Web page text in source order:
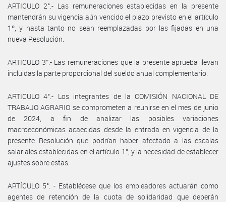
ARTICULO 2°.- Las remuneraciones establecidas en la presente
mantendrán su vigencia aún vencido el plazo previsto en el artículo
1º, y hasta tanto no sean reemplazadas por las fijadas en una
nueva Resolución.
ARTICULO 3°.- Las remuneraciones que la presente aprueba llevan
incluidas la parte proporcional del sueldo anual complementario.
ARTICULO 4°.- Los integrantes de la COMISIÓN NACIONAL DE
TRABAJO AGRARIO se comprometen a reunirse en el mes de junio
de 2024, a fin de analizar las posibles variaciones
macroeconómicas acaecidas desde la entrada en vigencia de la
presente Resolución que podrían haber afectado a las escalas
salariales establecidas en el artículo 1°, y la necesidad de establecer
ajustes sobre estas.
ARTÍCULO 5°. - Establécese que los empleadores actuarán como
agentes de retención de la cuota de solidaridad que deberán